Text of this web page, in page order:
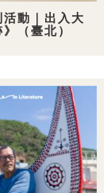
活動｜出入大
（臺北）